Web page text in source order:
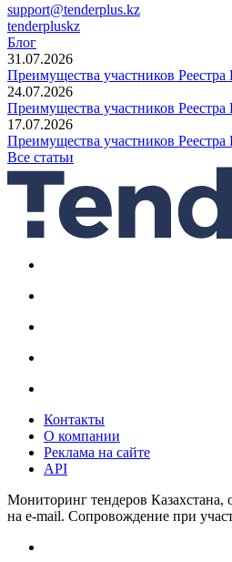
support@tenderplus.kz
tenderpluskz
Блог
31.07.2026
Преимущества участников
24.07.2026
Преимущества участников
17.07.2026
Преимущества участников
Все статьи
Контакты
О компании
Реклама на сайте
API
Мониторинг тендеров
на e-mail. Сопровождение при